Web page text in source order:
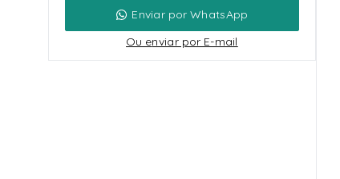
Enviar por WhatsApp
Ou enviar por E-mail